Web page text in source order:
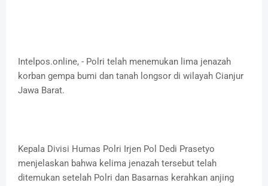
Intelpos.online, - Polri telah menemukan lima jenazah
korban gempa bumi dan tanah longsor di wilayah Cianjur
Jawa Barat.
Kepala Divisi Humas Polri Irjen Pol Dedi Prasetyo
menjelaskan bahwa kelima jenazah tersebut telah
ditemukan setelah Polri dan Basarnas kerahkan anjing